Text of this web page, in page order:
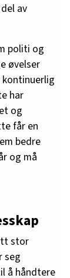
av
politi og
øvelser
har
og
får en
bedre
og må
stor
seg
å håndtere